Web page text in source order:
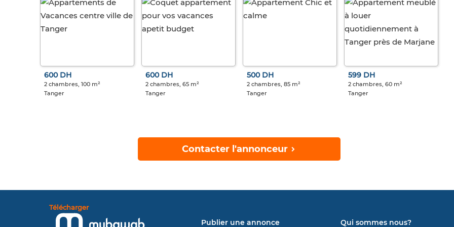
600 DH
2 chambres, 100 m²
Tanger
600 DH
2 chambres, 65 m²
Tanger
500 DH
2 chambres, 85 m²
Tanger
599 DH
2 chambres, 60 m²
Tanger
Contacter l'annonceur
Télécharger
Publier une annonce Qui sommes nous?